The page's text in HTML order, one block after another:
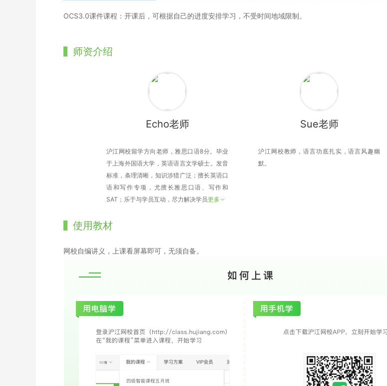
OCS3.0课件课程：开课后，可根据自己的进度安排学习，不受时间地域限制。
师资介绍
Echo老师
沪江网校留学方向老师，雅思口语8分。毕业
于上海外国语大学，英语语言文学硕士。发音
标准，条理清晰，知识涉猎广泛；擅长英语口
语和写作专项，尤擅长雅思口语、写作和
SAT；乐于与学员互动，尽力解决学员更多
Sue老师
沪江网校教师，语言功底扎实，语言风趣幽
默。
使用教材
网校自编讲义，上课看屏幕即可，无须自备。